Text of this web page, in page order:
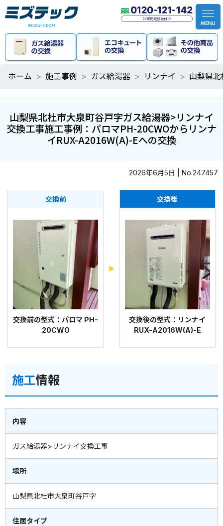
ホーム 施工事例 ガス給湯器 リンナイ 山梨県
山梨県北杜市大泉町谷戸字ガス給湯器>リンナイ
交換工事施工事例：パロマPH-20CWOからリンナ
イRUX-A2016W(A)-Eへの交換
2026年6月5日 | No.247457
交換前
交換前の型式：パロマ PH-
20CWO
交換後
交換後の型式：リンナイ
RUX-A2016W(A)-E
施工情報
内容
ガス給湯器>リンナイ交換工事
場所
山梨県北杜市大泉町谷戸字
住居タイプ